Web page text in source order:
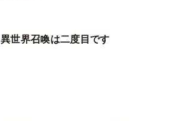
異世界召喚は二度目です